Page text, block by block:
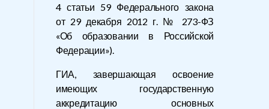
4 статьи 59 Федерального закона
от 29 декабря 2012 г. № 273-ФЗ
«Об образовании в Российской
Федерации»).
ГИА, завершающая освоение
имеющих государственную
аккредитацию основных